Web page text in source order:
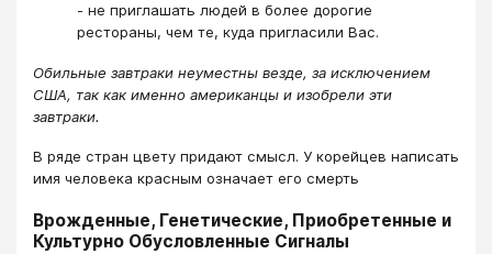
- не приглашать людей в более дорогие
рестораны, чем те, куда пригласили Вас.
Обильные завтраки неуместны везде, за исключением
США, так как именно американцы и изобрели эти
завтраки.
В ряде стран цвету придают смысл. У корейцев написать
имя человека красным означает его смерть
Врожденные, Генетические, Приобретенные и
Культурно Обусловленные Сигналы